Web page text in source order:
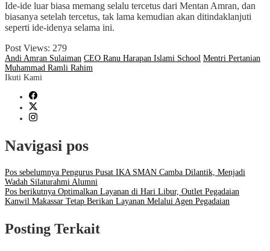
Ide-ide luar biasa memang selalu tercetus dari Mentan Amran, dan
biasanya setelah tercetus, tak lama kemudian akan ditindaklanjuti
seperti ide-idenya selama ini.
Post Views: 279
Andi Amran Sulaiman CEO Ranu Harapan Islami School Mentri Pertanian
Muhammad Ramli Rahim
Ikuti Kami
Navigasi pos
Pos sebelumnya Pengurus Pusat IKA SMAN Camba Dilantik, Menjadi
Wadah Silaturahmi Alumni
Pos berikutnya Optimalkan Layanan di Hari Libur, Outlet Pegadaian
Kanwil Makassar Tetap Berikan Layanan Melalui Agen Pegadaian
Posting Terkait